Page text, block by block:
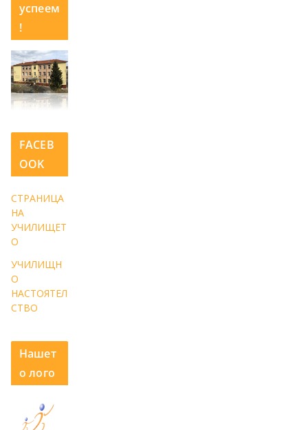
успеем
!
FACEB
OOK
СТРАНИЦА
НА
УЧИЛИЩЕТ
О
УЧИЛИЩН
О
НАСТОЯТЕЛ
СТВО
Нашет
о лого